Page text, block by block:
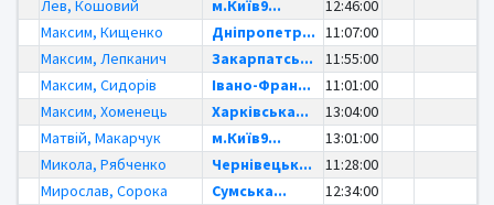
Лев, Кошовий
м.Київ9...
12:46:00
Максим, Кищенко
Дніпропетр... 11:07:00
Максим, Лепканич
Закарпатсь...
11:55:00
Максим, Сидорів
Івано-Фран...
11:01:00
Максим, Хоменець
Харківська...
13:04:00
Матвій, Макарчук
м.Київ9...
13:01:00
Микола, Рябченко
Чернівецьк...
11:28:00
Мирослав, Сорока
Сумська...
12:34:00